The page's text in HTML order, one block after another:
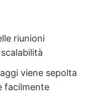
riunioni
viene sepolta
facilmente